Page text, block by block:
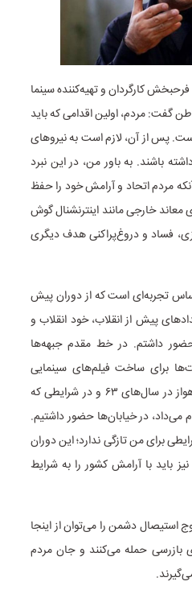
کارگردان و تهیه‌کننده سینما
گفت: مردم، اولین اقدامی که باید
پس از آن، لازم است به نیروهای
باشند. به باور من، در این نبرد
مردم اتحاد و آرامش خود را حفظ
معاند خارجی مانند اینترنشنال گوش
فساد و دروغ‌پراکنی هدف دیگری
تجربه‌ای است که از دوران پیش
پیش از انقلاب، خود انقلاب و
داشتم. در خط مقدم جبهه‌ها
برای ساخت فیلم‌های سینمایی
حاضر می‌شدیم. برای مثال‌ در اهواز در سال‌های ۶۳ و در شرایطی که
در خیابان‌ها حضور داشتیم.
برای من تازگی ندارد؛ این دوران
باید با آرامش کشور را به شرایط
استیصال دشمن را می‌توان از اینجا
بازرسی حمله می‌کنند و جان مردم